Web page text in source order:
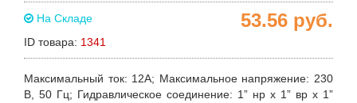
На Складе
ID товара: 1341
53.56 руб.
Максимальный ток: 12A; Максимальное напряжение: 230
В, 50 Гц; Гидравлическое соединение: 1” нр х 1” вр х 1”